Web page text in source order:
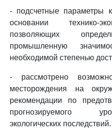
- подсчетные параметры
основании технико-
позволяющих
промышленную
необходимой степенью
- рассмотрено
месторождения на
рекомендации по
прогнозируемого
экологических последствий.